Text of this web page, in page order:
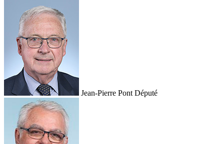
Jean-Pierre Pont Député